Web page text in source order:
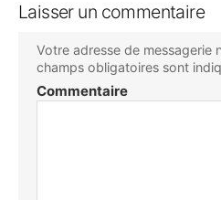
Laisser un commentaire
Votre adresse de messagerie
champs obligatoires sont
Commentaire